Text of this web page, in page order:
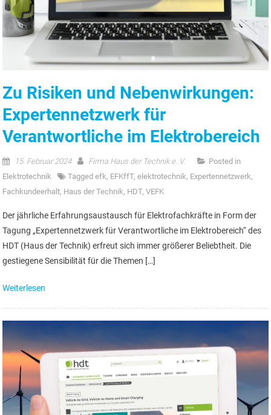
Zu Risiken und Nebenwirkungen:
Expertennetzwerk für
Verantwortliche im Elektrobereich
15. Februar 2024 Firma Haus der Technik e. V.
Posted in
Elektrotechnik
Taggedefk, EFKffT,elektrotechnik, Expertennetzwerk,
Fachkundeerhalt, Haus der Technik, HDT,VEFK
Der jährliche Erfahrungsaustausch für Elektrofachkräfte in Form der
Tagung „Expertennetzwerk für Verantwortliche im Elektrobereich“ des
HDT (Haus der Technik) erfreut sich immer größerer Beliebtheit. Die
gestiegene Sensibilität für die Themen […]
Weiterlesen